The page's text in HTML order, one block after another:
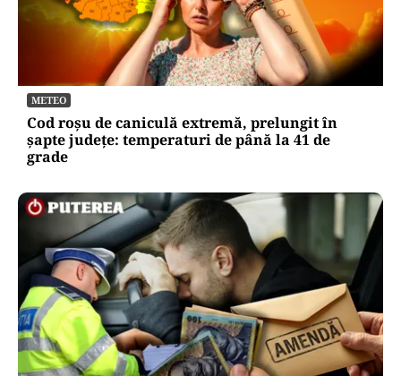
ACTUALITATE
Legea prosumatorilor schimbă regulile pe piața
energetică. Simona Bucura Oprescu: „Este una
dintre cele mai importante schimbări”
METEO